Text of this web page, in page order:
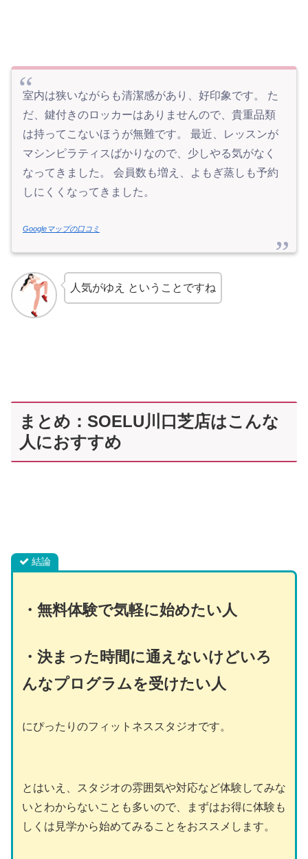
室内は狭いながらも清潔感があり、好印象です。 た
だ、鍵付きのロッカーはありませんので、貴重品類
は持ってこないほうが無難です。 最近、レッスンが
マシンピラティスばかりなので、少しやる気がなく
なってきました。 会員数も増え、よもぎ蒸しも予約
しにくくなってきました。
Googleマップの口コミ
人気がゆえ ということですね
まとめ：SOELU川口芝店はこんな
人におすすめ
結論
・ 無料体験で気軽に始めたい人
・決まった時間に通えないけどいろ
んなプログラムを受けたい人
にぴったりのフィットネススタジオです。
とはいえ、スタジオの雰囲気や対応など体験してみな
いとわからないことも多いので、まずはお得に体験も
しくは見学から始めてみることをおススメします。